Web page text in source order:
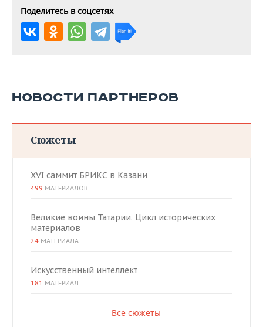
Поделитесь в соцсетях
НОВОСТИ ПАРТНЕРОВ
Сюжеты
XVI саммит БРИКС в Казани
499 МАТЕРИАЛОВ
Великие воины Татарии. Цикл исторических
материалов
24 МАТЕРИАЛА
Искусственный интеллект
181 МАТЕРИАЛ
Все сюжеты